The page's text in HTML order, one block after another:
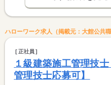
ハローワーク求人（掲載元：大館公共
正社員
１級建築施工管理技
管理技士応募可】